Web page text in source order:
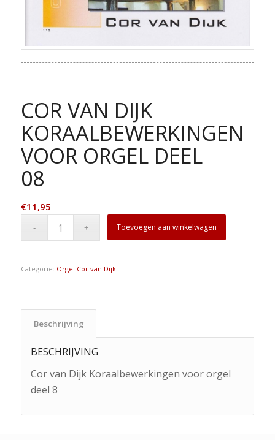
COR VAN DIJK
KORAALBEWERKINGEN
VOOR ORGEL DEEL
08
€11,95
Toevoegen aan winkelwagen
Categorie: Orgel Cor van Dijk
Beschrijving
BESCHRIJVING
Cor van Dijk Koraalbewerkingen voor orgel
deel 8